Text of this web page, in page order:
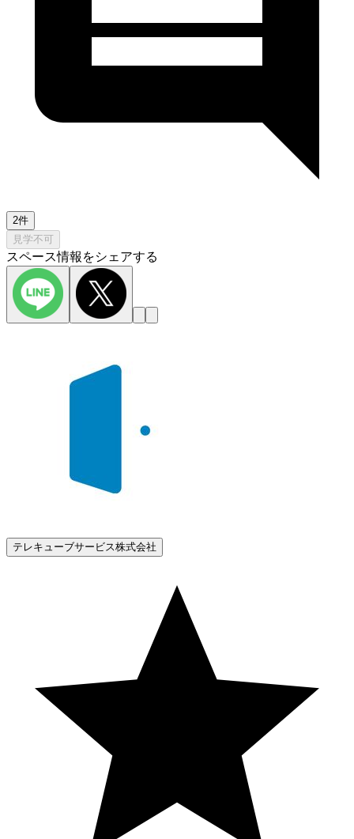
2件
見学不可
スペース情報をシェアする
テレキューブサービス株式会社